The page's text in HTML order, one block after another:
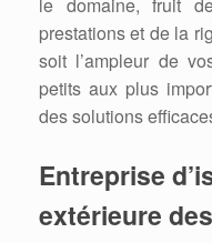
le domaine, fruit
prestations et de la
soit l’ampleur de
petits aux plus
des solutions
Entreprise
extérieure